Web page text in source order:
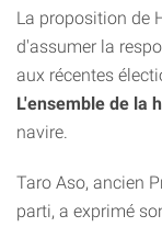
La proposition de
d'assumer la
aux récentes
L'ensemble de la
navire.
Taro Aso, ancien
parti, a exprimé